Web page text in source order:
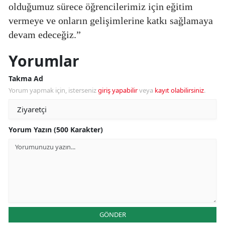
olduğumuz sürece öğrencilerimiz için eğitim
vermeye ve onların gelişimlerine katkı sağlamaya
devam edeceğiz.”
Yorumlar
Takma Ad
Yorum yapmak için, istersenizgiriş yapabilirveya kayıt olabilirsiniz.
Yorum Yazın (500 Karakter)
GÖNDER